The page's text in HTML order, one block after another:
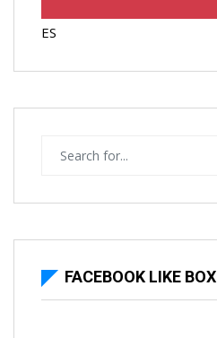
ES
FACEBOOK LIKE BOX